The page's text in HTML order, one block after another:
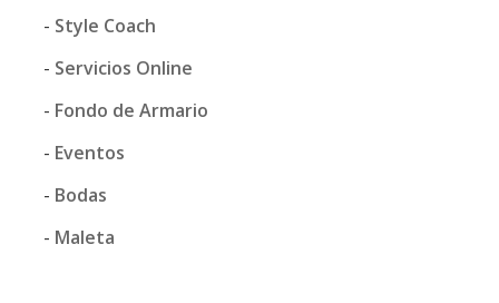
Style Coach
Servicios Online
Fondo de Armario
Eventos
Bodas
Maleta